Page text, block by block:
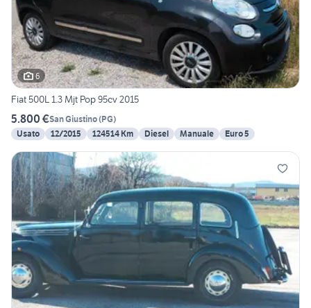
6
Fiat 500L 1.3 Mjt Pop 95cv 2015
5.800 €San Giustino(PG)
Usato
12/2015 124514 Km Diesel Manuale Euro 5